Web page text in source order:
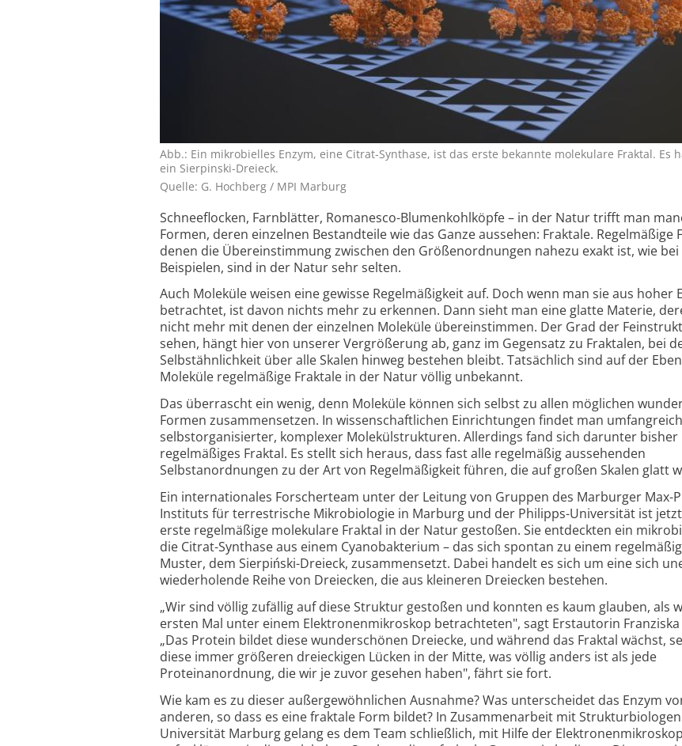
Abb.: Ein mikrobielles Enzym, eine Citrat-Synthase, ist das erste bekannte molekulare Fraktal. Es
ein Sierpinski-Dreieck.
Quelle: G. Hochberg / MPI Marburg
Schneeflocken, Farnblätter, Romanesco-Blumenkohlköpfe – in der Natur trifft man
Formen, deren einzelnen Bestandteile wie das Ganze aussehen: Fraktale. Regelmäßige
denen die Übereinstimmung zwischen den Größenordnungen nahezu exakt ist, wie
Beispielen, sind in der Natur sehr selten.
Auch Moleküle weisen eine gewisse Regelmäßigkeit auf. Doch wenn man sie aus hoher
betrachtet, ist davon nichts mehr zu erkennen. Dann sieht man eine glatte Materie,
nicht mehr mit denen der einzelnen Moleküle übereinstimmen. Der Grad der
sehen, hängt hier von unserer Vergrößerung ab, ganz im Gegensatz zu Fraktalen, bei
Selbstähnlichkeit über alle Skalen hinweg bestehen bleibt. Tatsächlich sind auf der
Moleküle regelmäßige Fraktale in der Natur völlig unbekannt.
Das überrascht ein wenig, denn Moleküle können sich selbst zu allen möglichen
Formen zusammensetzen. In wissenschaftlichen Einrichtungen findet man
selbstorganisierter, komplexer Molekülstrukturen. Allerdings fand sich darunter bisher
regelmäßiges Fraktal. Es stellt sich heraus, dass fast alle regelmäßig aussehenden
Selbstanordnungen zu der Art von Regelmäßigkeit führen, die auf großen Skalen glatt
Ein internationales Forscherteam unter der Leitung von Gruppen des Marburger Max-
Instituts für terrestrische Mikrobiologie in Marburg und der Philipps-Universität ist
erste regelmäßige molekulare Fraktal in der Natur gestoßen. Sie entdeckten ein
die Citrat-Synthase aus einem Cyanobakterium – das sich spontan zu einem
Muster, dem Sierpiński-Dreieck, zusammensetzt. Dabei handelt es sich um eine sich
wiederholende Reihe von Dreiecken, die aus kleineren Dreiecken bestehen.
„Wir sind völlig zufällig auf diese Struktur gestoßen und konnten es kaum glauben, als
ersten Mal unter einem Elektronenmikroskop betrachteten", sagt Erstautorin Franziska
„Das Protein bildet diese wunderschönen Dreiecke, und während das Fraktal wächst,
diese immer größeren dreieckigen Lücken in der Mitte, was völlig anders ist als jede
Proteinanordnung, die wir je zuvor gesehen haben", fährt sie fort.
Wie kam es zu dieser außergewöhnlichen Ausnahme? Was unterscheidet das Enzym
anderen, so dass es eine fraktale Form bildet? In Zusammenarbeit mit
Universität Marburg gelang es dem Team schließlich, mit Hilfe der